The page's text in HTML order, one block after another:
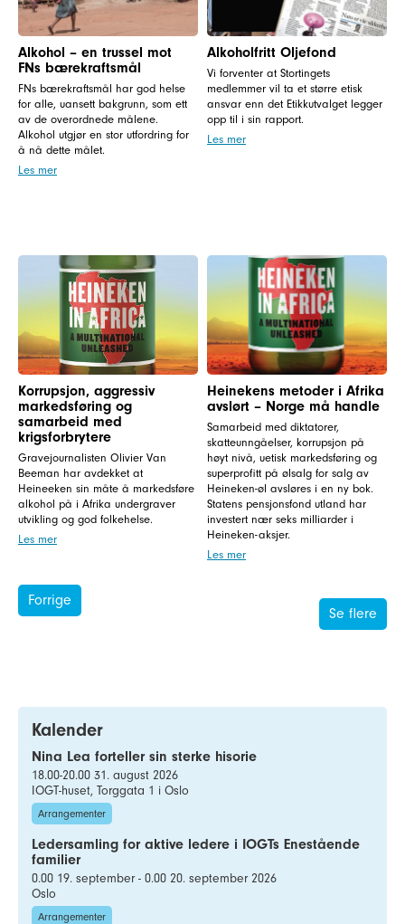
Alkohol – en trussel mot
FNs bærekraftsmål
FNs bærekraftsmål har god helse
for alle, uansett bakgrunn, som ett
av de overordnede målene.
Alkohol utgjør en stor utfordring for
å nå dette målet.
Les mer
Alkoholfritt Oljefond
Vi forventer at Stortingets
medlemmer vil ta et større etisk
ansvar enn det Etikkutvalget legger
opp til i sin rapport.
Les mer
Korrupsjon, aggressiv
markedsføring og
samarbeid med
krigsforbrytere
Gravejournalisten Olivier Van
Beeman har avdekket at
Heineeken sin måte å markedsføre
alkohol på i Afrika undergraver
utvikling og god folkehelse.
Les mer
Heinekens metoder i Afrika
avslørt – Norge må handle
Samarbeid med diktatorer,
skatteunngåelser, korrupsjon på
høyt nivå, uetisk markedsføring og
superprofitt på ølsalg for salg av
Heineken-øl avsløres i en ny bok.
Statens pensjonsfond utland har
investert nær seks milliarder i
Heineken-aksjer.
Les mer
Forrige
Se flere
Kalender
Nina Lea forteller sin sterke hisorie
18.00-20.00 31. august 2026
IOGT-huset, Torggata 1 i Oslo
Arrangementer
Ledersamling for aktive ledere i IOGTs Enestående
familier
0.00 19. september - 0.00 20. september 2026
Oslo
Arrangementer